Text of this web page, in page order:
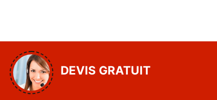
DEVIS GRATUIT